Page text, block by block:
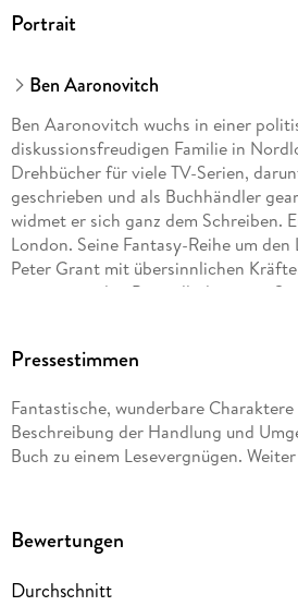
Portrait
Ben Aaronovitch
Ben Aaronovitch wuchs in einer
diskussionsfreudigen Familie in
Drehbücher für viele TV-Serien,
geschrieben und als Buchhändler
widmet er sich ganz dem Schreiben.
London. Seine Fantasy-Reihe um
Peter Grant mit übersinnlichen
internationalen Bestsellerlisten im
Pressestimmen
Fantastische, wunderbare
Beschreibung der Handlung und
Buch zu einem Lesevergnügen.
Bewertungen
Durchschnitt